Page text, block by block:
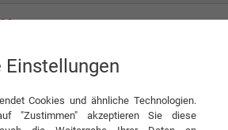
Einstellungen
Cookies und ähnliche Technologien.
"Zustimmen" akzeptieren Sie diese